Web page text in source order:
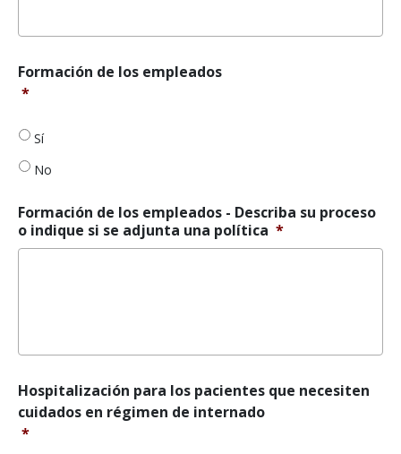
Formación
de
Formación de los empleados
*
Sí
No
Formación de los empleados - Describa su proceso
o indique si se adjunta una política *
Hospitalización
para
pacientes
Hospitalización para los pacientes que necesiten
cuidados en régimen de internado
*